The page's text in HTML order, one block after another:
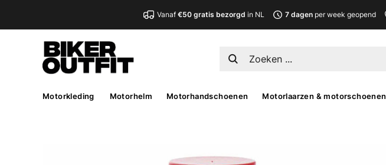
Vanaf€50 gratis bezorgd in NL 7 dagenper week geopend
Motorkleding Motorhelm Motorhandschoenen Motorlaarzen & motorschoenen